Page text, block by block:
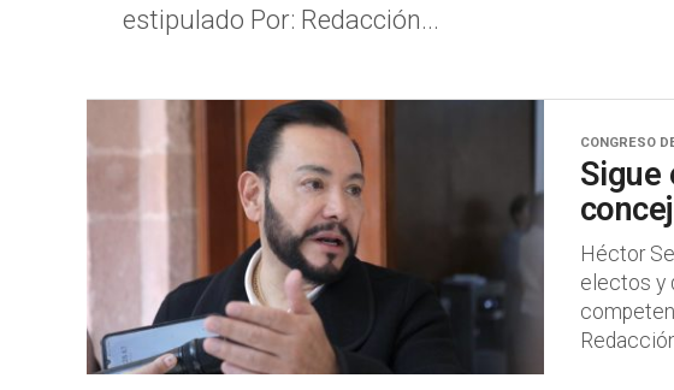
estipulado Por: Redacción...
CONGRESO
Sigue
Héctor
electos y